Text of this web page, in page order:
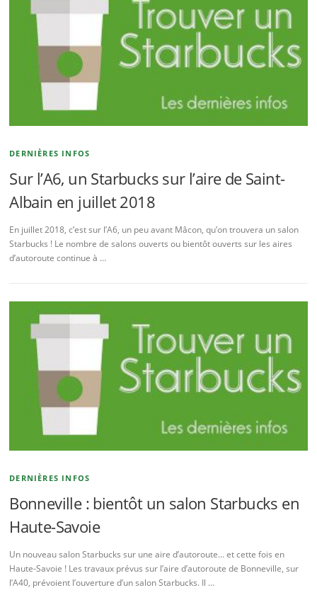
DERNIÈRES INFOS
Sur l’A6, un Starbucks sur l’aire de Saint-
Albain en juillet 2018
En juillet 2018, c’est sur l’A6, un peu avant Mâcon, qu’on trouvera un salon
Starbucks ! Le nombre de salons ouverts ou bientôt ouverts sur les aires
d’autoroute continue à …
DERNIÈRES INFOS
Bonneville : bientôt un salon Starbucks en
Haute-Savoie
Un nouveau salon Starbucks sur une aire d’autoroute… et cette fois en
Haute-Savoie ! Les travaux prévus sur l’aire d’autoroute de Bonneville, sur
l’A40, prévoient l’ouverture d’un salon Starbucks. Il …